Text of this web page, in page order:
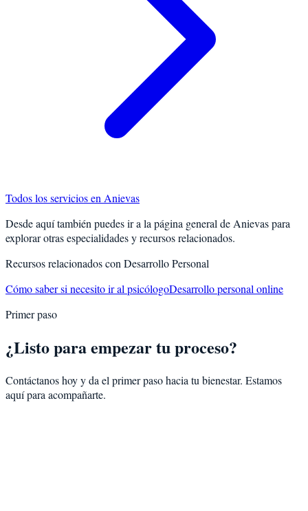
Todos los servicios en Anievas
Desde aquí también puedes ir a la página general de Anievaspara
explorar otras especialidades y recursos relacionados.
Recursos relacionados con Desarrollo Personal
Cómo saber si necesito ir al psicólogoDesarrollo personal online
Primer paso
¿Listo para empezar tu proceso?
Contáctanos hoy y da el primer paso hacia tu bienestar. Estamos
aquí para acompañarte.